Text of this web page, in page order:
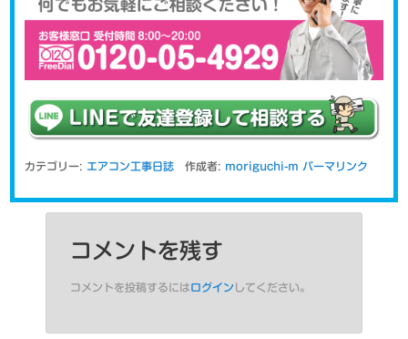
カテゴリー: エアコン工事日誌作成者: moriguchi-m パーマリンク
コメントを残す
コメントを投稿するにはログイン してください。